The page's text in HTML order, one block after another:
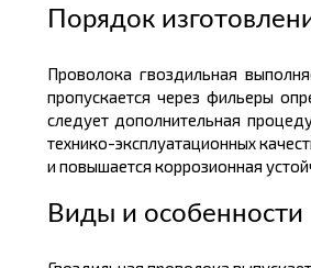
Порядок
Проволока гвоздильная
пропускается через фильеры
следует дополнительная
технико-эксплуатационных
и повышается коррозионная
Виды и особенности